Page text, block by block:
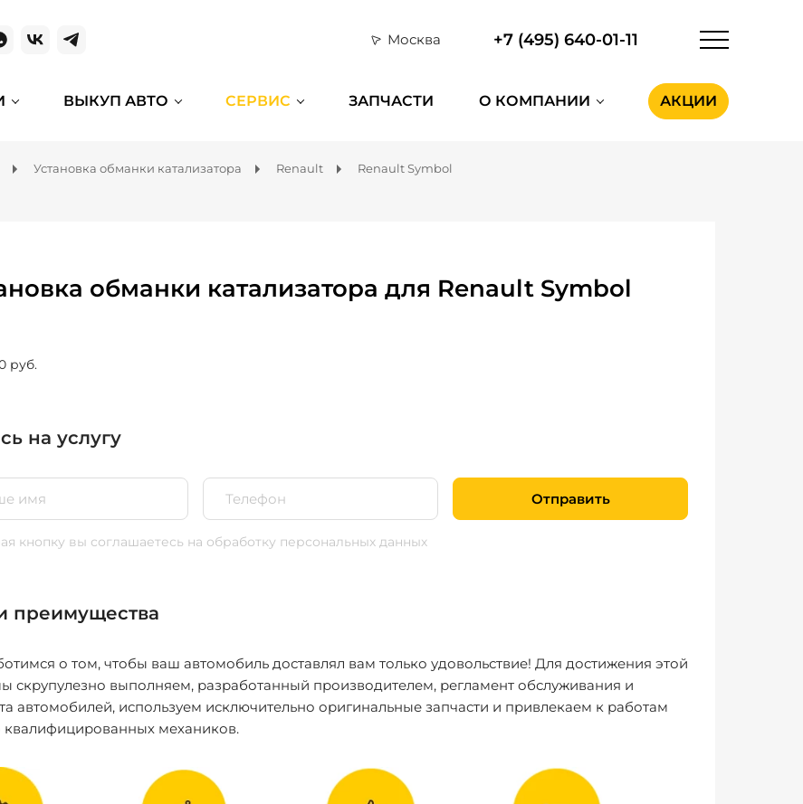
Москва +7 (495) 640-01-11
ВЫКУП АВТО СЕРВИС ЗАПЧАСТИ О КОМПАНИИ АКЦИИ
Установка обманки катализатора Renault Renault Symbol
обманки катализатора для Renault Symbol
руб.
на услугу
Отправить
кнопку вы соглашаетесь на обработку персональных данных
преимущества
о том, чтобы ваш автомобиль доставлял вам только удовольствие! Для достижения этой
скрупулезно выполняем, разработанный производителем, регламент обслуживания и
автомобилей, используем исключительно оригинальные запчасти и привлекаем к работам
квалифицированных механиков.